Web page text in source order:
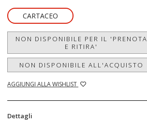
CARTACEO
NON DISPONIBILE PER IL 'PRENOTA
E RITIRA'
NON DISPONIBILE ALL'ACQUISTO
AGGIUNGI ALLA WISHLIST
Dettagli